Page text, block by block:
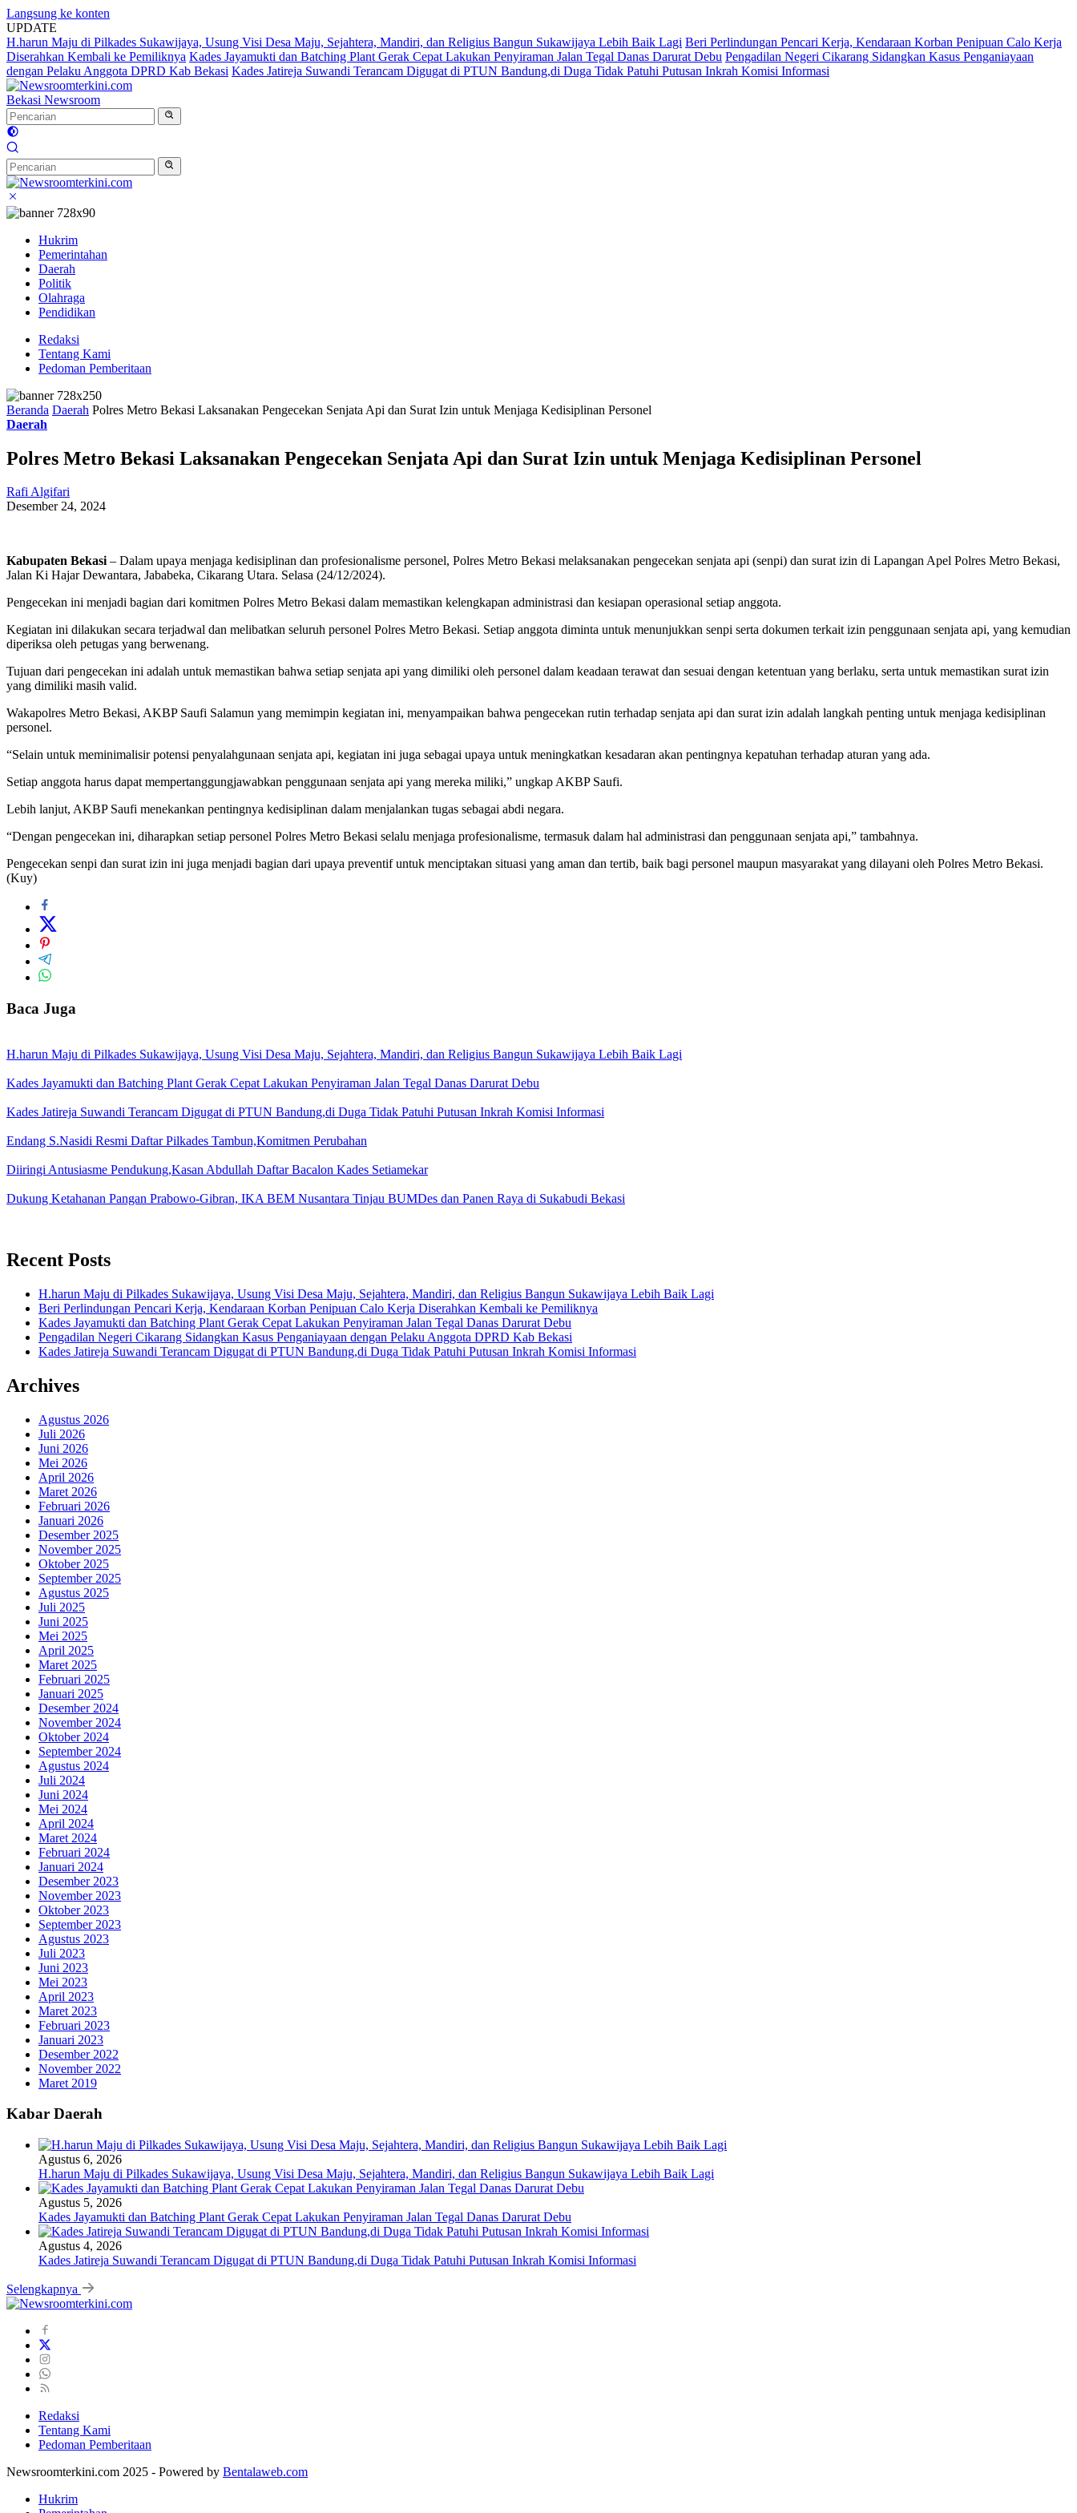
Langsung ke konten
UPDATE
H.harun Maju di Pilkades Sukawijaya, Usung Visi Desa Maju, Sejahtera, Mandiri, dan Religius Bangun Sukawijaya Lebih Baik Lagi Beri Perlindungan Pencari Kerja, Kendaraan Korban Penipuan Calo Kerja
Diserahkan Kembali ke Pemiliknya Kades Jayamukti dan Batching Plant Gerak Cepat Lakukan Penyiraman Jalan Tegal Danas Darurat Debu Pengadilan Negeri Cikarang Sidangkan Kasus Penganiayaan
dengan Pelaku Anggota DPRD Kab Bekasi Kades Jatireja Suwandi Terancam Digugat di PTUN Bandung,di Duga Tidak Patuhi Putusan Inkrah Komisi Informasi
Bekasi Newsroom
Hukrim
Pemerintahan
Daerah
Politik
Olahraga
Pendidikan
Redaksi
Tentang Kami
Pedoman Pemberitaan
Beranda Daerah Polres Metro Bekasi Laksanakan Pengecekan Senjata Api dan Surat Izin untuk Menjaga Kedisiplinan Personel
Daerah
Polres Metro Bekasi Laksanakan Pengecekan Senjata Api dan Surat Izin untuk Menjaga Kedisiplinan Personel
Rafi Algifari
Desember 24, 2024
Kabupaten Bekasi– Dalam upaya menjaga kedisiplinan dan profesionalisme personel, Polres Metro Bekasi melaksanakan pengecekan senjata api (senpi) dan surat izin di Lapangan Apel Polres Metro Bekasi,
Jalan Ki Hajar Dewantara, Jababeka, Cikarang Utara. Selasa (24/12/2024).
Pengecekan ini menjadi bagian dari komitmen Polres Metro Bekasi dalam memastikan kelengkapan administrasi dan kesiapan operasional setiap anggota.
Kegiatan ini dilakukan secara terjadwal dan melibatkan seluruh personel Polres Metro Bekasi. Setiap anggota diminta untuk menunjukkan senpi serta dokumen terkait izin penggunaan senjata api, yang kemudian
diperiksa oleh petugas yang berwenang.
Tujuan dari pengecekan ini adalah untuk memastikan bahwa setiap senjata api yang dimiliki oleh personel dalam keadaan terawat dan sesuai dengan ketentuan yang berlaku, serta untuk memastikan surat izin
yang dimiliki masih valid.
Wakapolres Metro Bekasi, AKBP Saufi Salamun yang memimpin kegiatan ini, menyampaikan bahwa pengecekan rutin terhadap senjata api dan surat izin adalah langkah penting untuk menjaga kedisiplinan
personel.
“Selain untuk meminimalisir potensi penyalahgunaan senjata api, kegiatan ini juga sebagai upaya untuk meningkatkan kesadaran akan pentingnya kepatuhan terhadap aturan yang ada.
Setiap anggota harus dapat mempertanggungjawabkan penggunaan senjata api yang mereka miliki,” ungkap AKBP Saufi.
Lebih lanjut, AKBP Saufi menekankan pentingnya kedisiplinan dalam menjalankan tugas sebagai abdi negara.
“Dengan pengecekan ini, diharapkan setiap personel Polres Metro Bekasi selalu menjaga profesionalisme, termasuk dalam hal administrasi dan penggunaan senjata api,” tambahnya.
Pengecekan senpi dan surat izin ini juga menjadi bagian dari upaya preventif untuk menciptakan situasi yang aman dan tertib, baik bagi personel maupun masyarakat yang dilayani oleh Polres Metro Bekasi.
(Kuy)
Baca Juga
H.harun Maju di Pilkades Sukawijaya, Usung Visi Desa Maju, Sejahtera, Mandiri, dan Religius Bangun Sukawijaya Lebih Baik Lagi
Kades Jayamukti dan Batching Plant Gerak Cepat Lakukan Penyiraman Jalan Tegal Danas Darurat Debu
Kades Jatireja Suwandi Terancam Digugat di PTUN Bandung,di Duga Tidak Patuhi Putusan Inkrah Komisi Informasi
Endang S.Nasidi Resmi Daftar Pilkades Tambun,Komitmen Perubahan
Diiringi Antusiasme Pendukung,Kasan Abdullah Daftar Bacalon Kades Setiamekar
Dukung Ketahanan Pangan Prabowo-Gibran, IKA BEM Nusantara Tinjau BUMDes dan Panen Raya di Sukabudi Bekasi
Recent Posts
H.harun Maju di Pilkades Sukawijaya, Usung Visi Desa Maju, Sejahtera, Mandiri, dan Religius Bangun Sukawijaya Lebih Baik Lagi
Beri Perlindungan Pencari Kerja, Kendaraan Korban Penipuan Calo Kerja Diserahkan Kembali ke Pemiliknya
Kades Jayamukti dan Batching Plant Gerak Cepat Lakukan Penyiraman Jalan Tegal Danas Darurat Debu
Pengadilan Negeri Cikarang Sidangkan Kasus Penganiayaan dengan Pelaku Anggota DPRD Kab Bekasi
Kades Jatireja Suwandi Terancam Digugat di PTUN Bandung,di Duga Tidak Patuhi Putusan Inkrah Komisi Informasi
Archives
Agustus 2026
Juli 2026
Juni 2026
Mei 2026
April 2026
Maret 2026
Februari 2026
Januari 2026
Desember 2025
November 2025
Oktober 2025
September 2025
Agustus 2025
Juli 2025
Juni 2025
Mei 2025
April 2025
Maret 2025
Februari 2025
Januari 2025
Desember 2024
November 2024
Oktober 2024
September 2024
Agustus 2024
Juli 2024
Juni 2024
Mei 2024
April 2024
Maret 2024
Februari 2024
Januari 2024
Desember 2023
November 2023
Oktober 2023
September 2023
Agustus 2023
Juli 2023
Juni 2023
Mei 2023
April 2023
Maret 2023
Februari 2023
Januari 2023
Desember 2022
November 2022
Maret 2019
Kabar Daerah
Agustus 6, 2026
H.harun Maju di Pilkades Sukawijaya, Usung Visi Desa Maju, Sejahtera, Mandiri, dan Religius Bangun Sukawijaya Lebih Baik Lagi
Agustus 5, 2026
Kades Jayamukti dan Batching Plant Gerak Cepat Lakukan Penyiraman Jalan Tegal Danas Darurat Debu
Agustus 4, 2026
Kades Jatireja Suwandi Terancam Digugat di PTUN Bandung,di Duga Tidak Patuhi Putusan Inkrah Komisi Informasi
Selengkapnya
Redaksi
Tentang Kami
Pedoman Pemberitaan
Newsroomterkini.com 2025 - Powered by Bentalaweb.com
Hukrim